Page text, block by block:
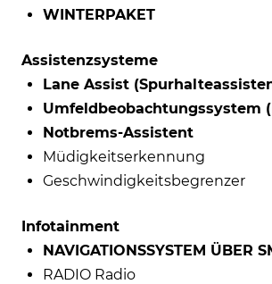
WINTERPAKET
Assistenzsysteme
Lane Assist
Umfeldbeobachtungssystem
Notbrems-Assistent
Müdigkeitserkennung
Geschwindigkeitsbegrenzer
Infotainment
NAVIGATIONSSYSTEM ÜBER
RADIO Radio